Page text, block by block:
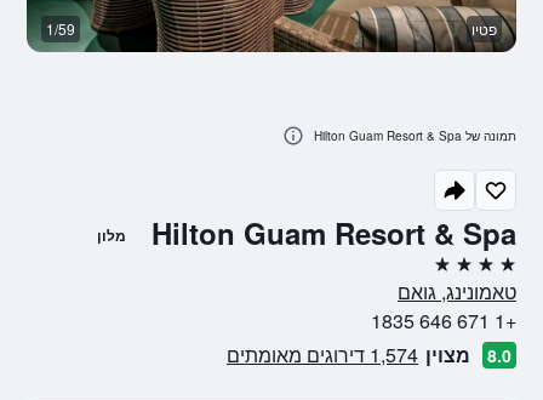
Hilton Guam Resort & Spa מלון
4 כוכבים
טאמונינג, גואם
+1 671 646 1835
8.0 מצוין 1,574 דירוגים מאומתים
פטיו 1/59
תמונה של Hilton Guam Resort & Spa